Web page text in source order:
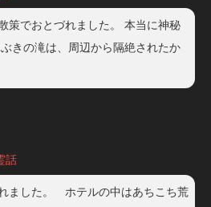
策でおとづれました。 本当に神秘
きの滝は、周辺から隔絶されたか
話
ました。 ホテルの中はあちこち荒